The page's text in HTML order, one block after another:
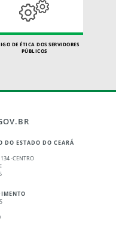
DE ÉTICA DOS SERVIDORES
PÚBLICOS
DO ESTADO DO CEARÁ
-CENTRO